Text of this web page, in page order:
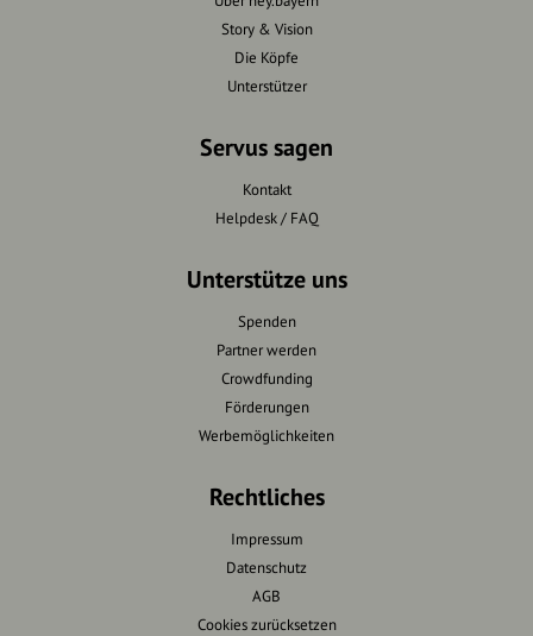
Story & Vision
Die Köpfe
Unterstützer
Servus sagen
Kontakt
Helpdesk / FAQ
Unterstütze uns
Spenden
Partner werden
Crowdfunding
Förderungen
Werbemöglichkeiten
Rechtliches
Impressum
Datenschutz
AGB
Cookies zurücksetzen